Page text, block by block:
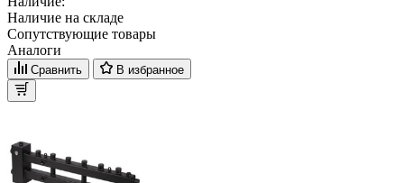
Наличие на складе
Сопутствующие товары
Аналоги
Сравнить В избранное